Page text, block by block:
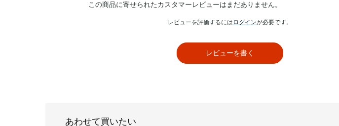
この商品に寄せられたカスタマーレビューはまだありません。
レビューを評価するには ログインが必要です。
レビューを書く
あわせて買いたい